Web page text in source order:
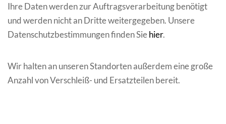
Ihre Daten werden zur Auftragsverarbeitung benötigt
und werden nicht an Dritte weitergegeben. Unsere
Datenschutzbestimmungen finden Siehier.
Wir halten an unseren Standorten außerdem eine große
Anzahl von Verschleiß- und Ersatzteilen bereit.